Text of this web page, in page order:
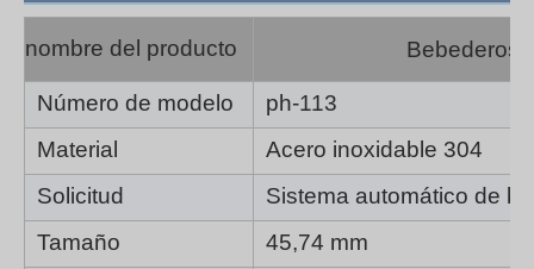
nombre del producto Bebederos
Número de modelo
ph-113
Material
Acero inoxidable 304
Solicitud
Sistema automático de
Tamaño
45,74 mm